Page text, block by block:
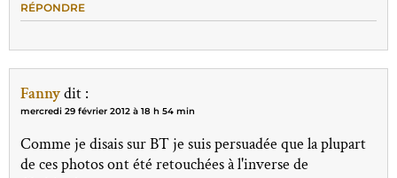
RÉPONDRE
Fannydit :
mercredi 29 février 2012 à 18 h 54 min
Comme je disais sur BT je suis persuadée que la plupart
de ces photos ont été retouchées à l'inverse de